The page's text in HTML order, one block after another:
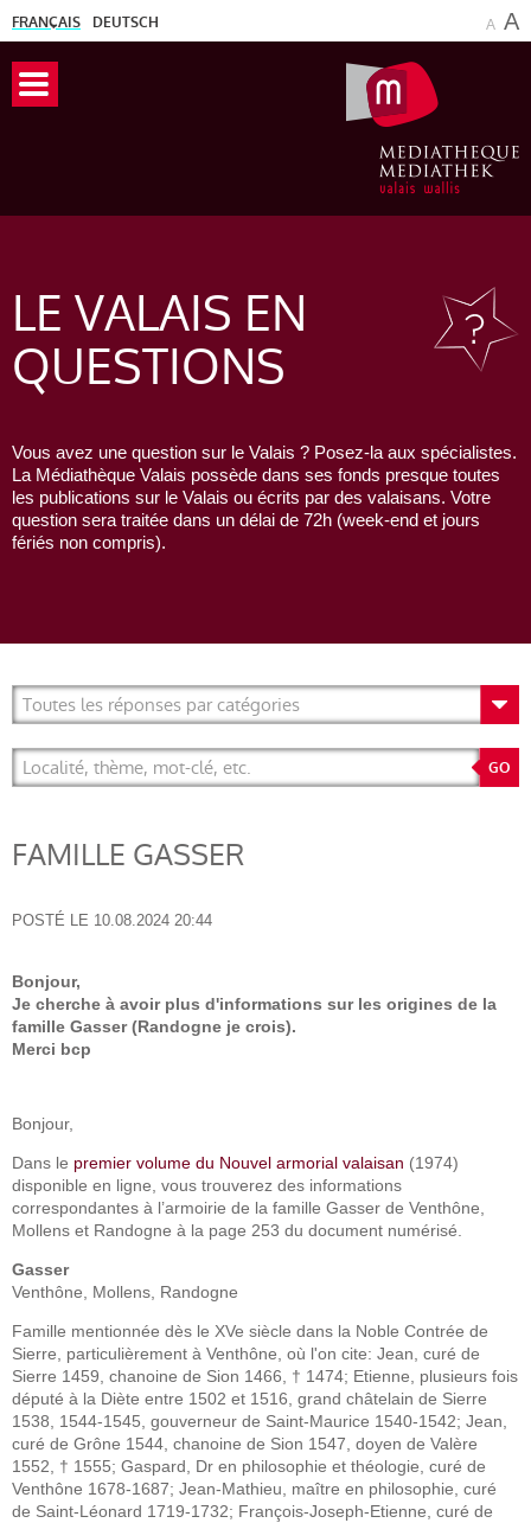
FRANÇAIS DEUTSCH A A
LE VALAIS EN
QUESTIONS
Vous avez une question sur le Valais ? Posez-la aux spécialistes.
La Médiathèque Valais possède dans ses fonds presque toutes
les publications sur le Valais ou écrits par des valaisans. Votre
question sera traitée dans un délai de 72h (week-end et jours
fériés non compris).
FAMILLE GASSER
POSTÉ LE 10.08.2024 20:44
Bonjour,
Je cherche à avoir plus d'informations sur les origines de la
famille Gasser (Randogne je crois).
Merci bcp
Bonjour,
Dans le premier volume du Nouvel armorial valaisan (1974)
disponible en ligne, vous trouverez des informations
correspondantes à l’armoirie de la famille Gasser de Venthône,
Mollens et Randogne à la page 253 du document numérisé.
Gasser
Venthône, Mollens, Randogne
Famille mentionnée dès le XVe siècle dans la Noble Contrée de
Sierre, particulièrement à Venthône, où l'on cite: Jean, curé de
Sierre 1459, chanoine de Sion 1466, † 1474; Etienne, plusieurs fois
député à la Diète entre 1502 et 1516, grand châtelain de Sierre
1538, 1544-1545, gouverneur de Saint-Maurice 1540-1542; Jean,
curé de Grône 1544, chanoine de Sion 1547, doyen de Valère
1552, † 1555; Gaspard, Dr en philosophie et théologie, curé de
Venthône 1678-1687; Jean-Mathieu, maître en philosophie, curé
de Saint-Léonard 1719-1732; François-Joseph-Etienne, curé de